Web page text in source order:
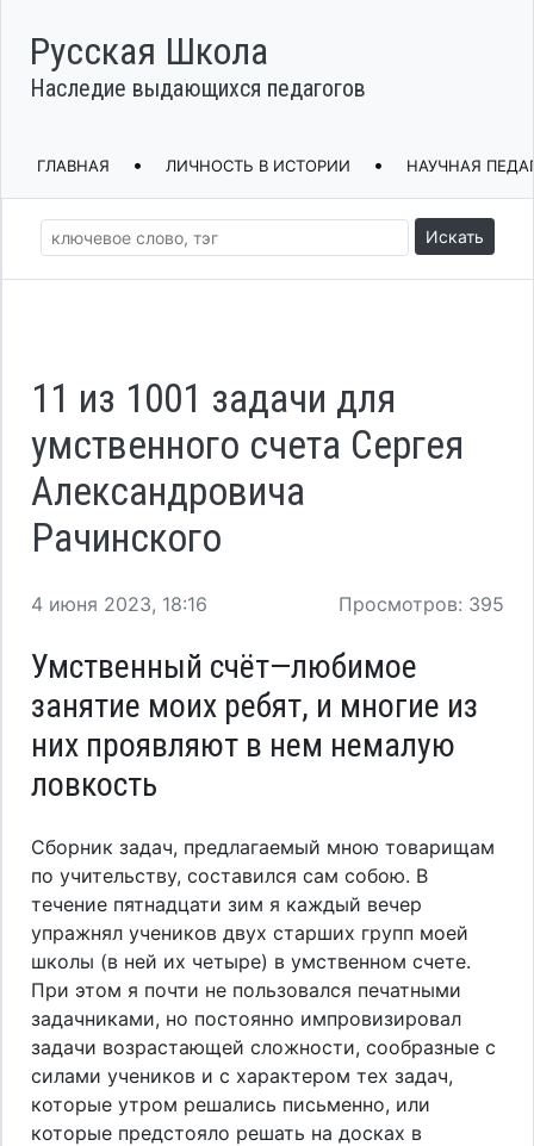
Русская Школа
Наследие выдающихся педагогов
ГЛАВНАЯ • ЛИЧНОСТЬ В ИСТОРИИ • НАУЧНАЯ
Искать
11 из 1001 задачи для
умственного счета Сергея
Александровича
Рачинского
4 июня 2023, 18:16 Просмотров: 395
Умственный счёт—любимое
занятие моих ребят, и многие из
них проявляют в нем немалую
ловкость
Сборник задач, предлагаемый мною товарищам
по учительству, составился сам собою. В
течение пятнадцати зим я каждый вечер
упражнял учеников двух старших групп моей
школы (в ней их четыре) в умственном счете.
При этом я почти не пользовался печатными
задачниками, но постоянно импровизировал
задачи возрастающей сложности, сообразные с
силами учеников и с характером тех задач,
которые утром решались письменно, или
которые предстояло решать на досках в